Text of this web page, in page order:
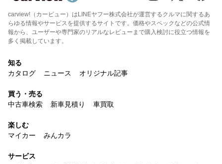
carview!（カービュー）はLINEヤフー株式会社が運営するクルマに関するあ
らゆる情報やサービスを提供するサイトです。価格やスペックなどの公式情
報から、ユーザーや専門家のリアルなレビューまで購入検討に役立つ情報を
多く掲載しています。
知る
カタログ
ニュース オリジナル記事
買う・売る
中古車検索
新車見積り 車買取
楽しむ
マイカー
みんカラ
サービス